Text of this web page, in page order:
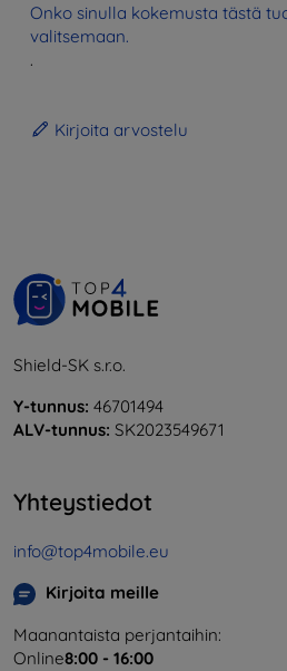
Onko sinulla kokemusta tästä
valitsemaan.
.
Kirjoita arvostelu
Shield-SK s.r.o.
Y-tunnus: 46701494
ALV-tunnus: SK2023549671
Yhteystiedot
info@top4mobile.eu
Kirjoita meille
Maanantaista perjantaihin:
Online8:00 - 16:00